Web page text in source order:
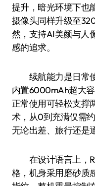
提升，暗光环境下也
摄像头同样升级至
然，支持AI美颜与人
感的追求。
续航能力是日常使
内置6000mAh超大
正常使用可轻松支撑
术，从0到充满仅需
无论出差、旅行还是
在设计语言上，
格，机身采用磨砂质